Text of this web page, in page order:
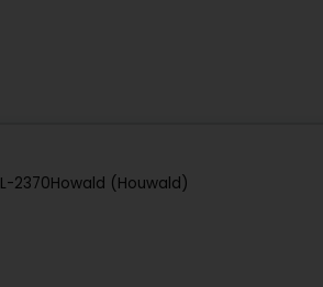
L-2370Howald (Houwald)